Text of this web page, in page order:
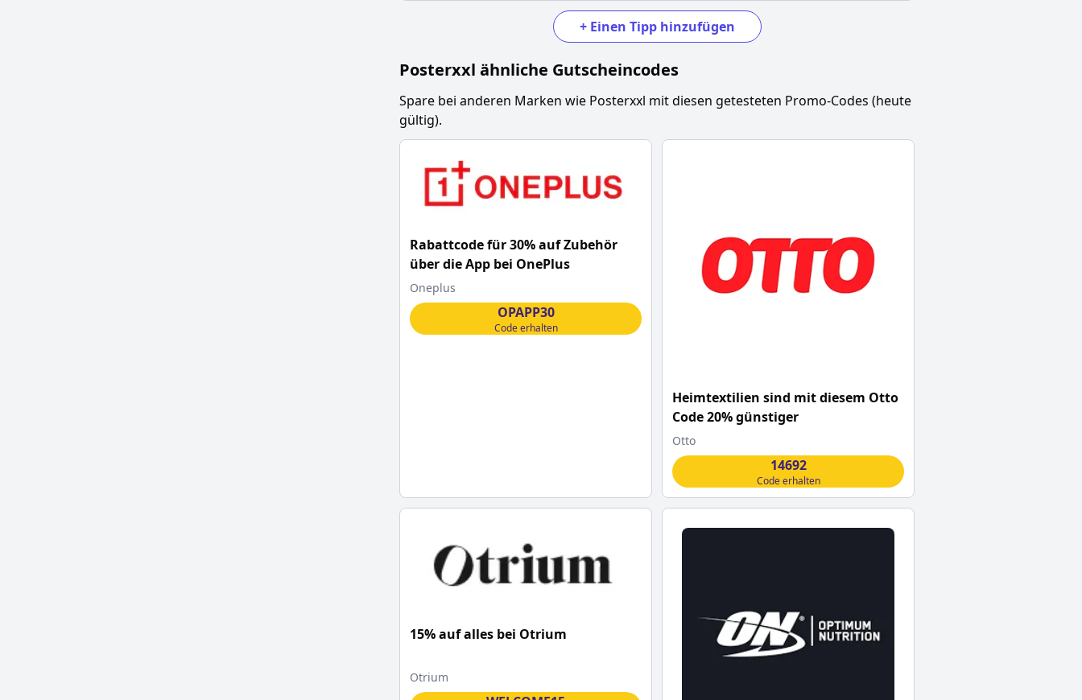
+ Einen Tipp hinzufügen
Posterxxl ähnliche Gutscheincodes
Spare bei anderen Marken wie Posterxxl mit diesen getesteten Promo-Codes (heute
gültig).
Rabattcode für 30% auf Zubehör
über die App bei OnePlus
Oneplus
OPAPP30
Code erhalten
Heimtextilien sind mit diesem Otto
Code 20% günstiger
Otto
14692
Code erhalten
15% auf alles bei Otrium
Otrium